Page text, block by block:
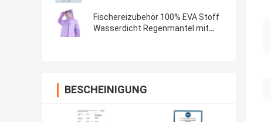
Fischereizubehör 100% EVA Stoff
Wasserdicht Regenmantel mit
BESCHEINIGUNG